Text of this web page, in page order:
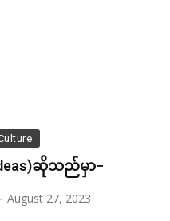
ဆိုသည်မှာ−
- August 27, 2023